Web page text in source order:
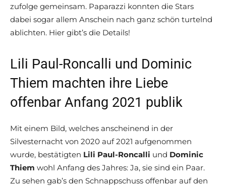
zufolge gemeinsam. Paparazzi konnten die Stars
dabei sogar allem Anschein nach ganz schön turtelnd
ablichten. Hier gibt’s die Details!
Lili Paul-Roncalli und Dominic
Thiem machten ihre Liebe
offenbar Anfang 2021 publik
Mit einem Bild, welches anscheinend in der
Silvesternacht von 2020 auf 2021 aufgenommen
wurde, bestätigten Lili Paul-Roncalli und Dominic
Thiem wohl Anfang des Jahres: Ja, sie sind ein Paar.
Zu sehen gab’s den Schnappschuss offenbar auf den